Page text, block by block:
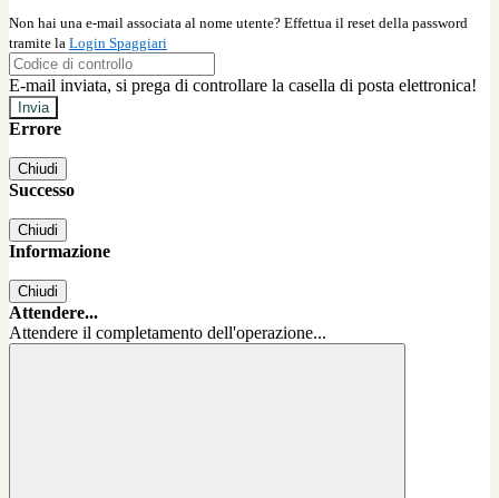
Non hai una e-mail associata al nome utente? Effettua il reset della password
tramite la Login Spaggiari
E-mail inviata, si prega di controllare la casella di posta elettronica!
Errore
Chiudi
Successo
Chiudi
Informazione
Chiudi
Attendere...
Attendere il completamento dell'operazione...